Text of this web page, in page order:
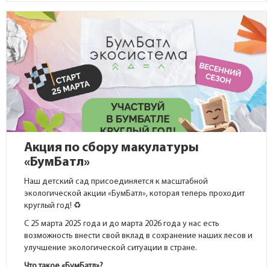
Акция по сбору макулатуры
«БумБатл»
Наш детский сад присоединяется к масштабной
экологической акции «БумБатл», которая теперь проходит
круглый год! ♻️
С 25 марта 2025 года и до марта 2026 года у нас есть
возможность внести свой вклад в сохранение наших лесов и
улучшение экологической ситуации в стране.